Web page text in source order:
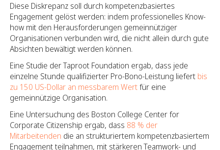
Diese Diskrepanz soll durch kompetenzbasiertes
Engagement gelöst werden: indem professionelles Know-
how mit den Herausforderungen gemeinnütziger
Organisationen verbunden wird, die nicht allein durch gute
Absichten bewältigt werden können.
Eine Studie der Taproot Foundation ergab, dass jede
einzelne Stunde qualifizierter Pro-Bono-Leistung liefert bis
zu 150 US-Dollar an messbarem Wertfür eine
gemeinnützige Organisation.
Eine Untersuchung des Boston College Center for
Corporate Citizenship ergab, dass 88 % der
Mitarbeitenden die an strukturiertem kompetenzbasiertem
Engagement teilnahmen, mit stärkeren Teamwork- und